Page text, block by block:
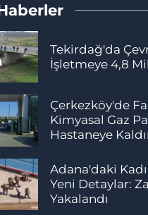
Tekirdağ'da
İşletmeye 4,8
Çerkezköy'de
Kimyasal Gaz
Hastaneye
Adana'daki
Yeni Detaylar:
Yakalandı